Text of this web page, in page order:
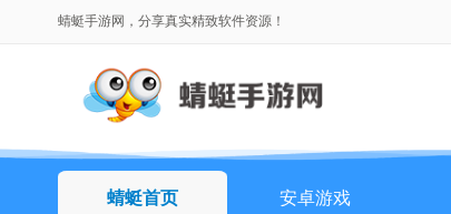
蜻蜓手游网，分享真实精致软件资源！
蜻蜓首页 安卓游戏